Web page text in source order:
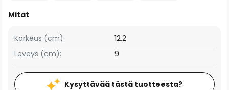
Mitat
Leveys (cm): 9
Korkeus (cm): 12,2
Kysyttävää tästä tuotteesta?